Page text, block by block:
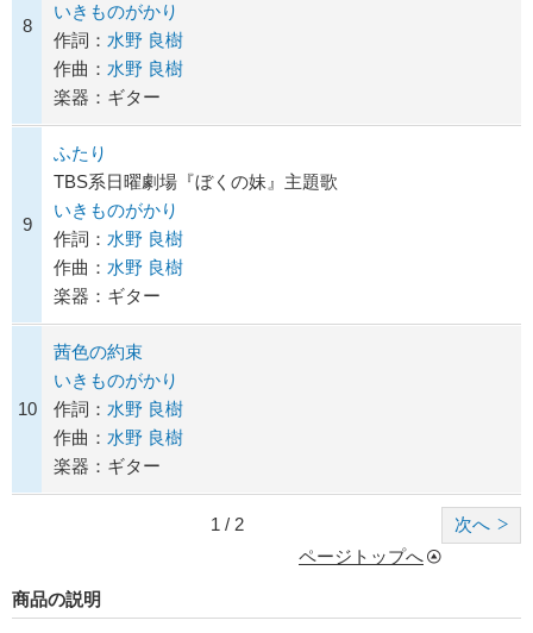
8
いきものがかり
作詞： 水野 良樹
作曲： 水野 良樹
楽器：ギター
9
ふたり
TBS系日曜劇場『ぼくの妹』主題歌
いきものがかり
作詞： 水野 良樹
作曲： 水野 良樹
楽器：ギター
10
茜色の約束
いきものがかり
作詞： 水野 良樹
作曲： 水野 良樹
楽器：ギター
次へ
1 / 2
ページトップへ
商品の説明